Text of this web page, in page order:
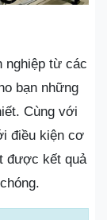
nghiệp từ các
bạn những
Cùng với
điều kiện cơ
được kết quả